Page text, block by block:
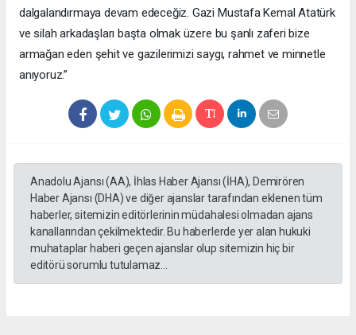
dalgalandırmaya devam edeceğiz. Gazi Mustafa Kemal Atatürk
ve silah arkadaşları başta olmak üzere bu şanlı zaferi bize
armağan eden şehit ve gazilerimizi saygı, rahmet ve minnetle
anıyoruz.”
Anadolu Ajansı (AA), İhlas Haber Ajansı (İHA), Demirören
Haber Ajansı (DHA) ve diğer ajanslar tarafından eklenen tüm
haberler, sitemizin editörlerinin müdahalesi olmadan ajans
kanallarından çekilmektedir. Bu haberlerde yer alan hukuki
muhataplar haberi geçen ajanslar olup sitemizin hiç bir
editörü sorumlu tutulamaz...